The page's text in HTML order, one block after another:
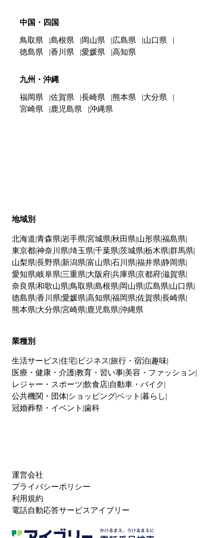
中国・四国
鳥取県 島根県 岡山県 広島県
山口県
徳島県
香川県 愛媛県 高知県
九州・沖縄
福岡県 佐賀県 長崎県 熊本県
大分県
宮崎県
鹿児島県 沖縄県
地域別
北海道 青森県 岩手県 宮城県 秋田県 山形県 福島県
東京都神奈川県 埼玉県 千葉県 茨城県 栃木県 群馬県
山梨県 長野県 新潟県 富山県 石川県 福井県 静岡県
愛知県 岐阜県 三重県 大阪府兵庫県 京都府滋賀県
奈良県 和歌山県 鳥取県 島根県 岡山県 広島県 山口県
徳島県 香川県 愛媛県 高知県 福岡県 佐賀県 長崎県
熊本県 大分県 宮崎県 鹿児島県 沖縄県
業種別
生活サービス 住宅 ビジネス 旅行・宿泊 趣味
医療・健康・介護教育・習い事 美容・ファッション
レジャー・スポーツ 飲食店 自動車・バイク
公共機関・団体 ショッピングペット 暮らし
冠婚葬祭・イベント 歯科
運営会社
プライバシーポリシー
利用規約
電話自動応答サービスアイブリー